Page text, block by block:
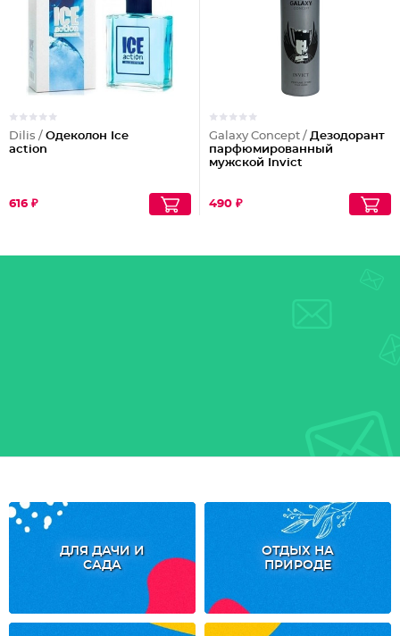
Dilis / Одеколон Ice
action
616 ₽
Galaxy Concept / Дезодорант
парфюмированный
мужской Invict
490 ₽
ДЛЯ ДАЧИ И
САДА
ОТДЫХ НА
ПРИРОДЕ